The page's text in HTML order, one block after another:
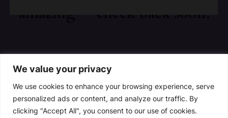
We value your privacy
We use cookies to enhance your browsing experience, serve
personalized ads or content, and analyze our traffic. By
clicking "Accept All", you consent to our use of cookies.
amazing — check back soon!